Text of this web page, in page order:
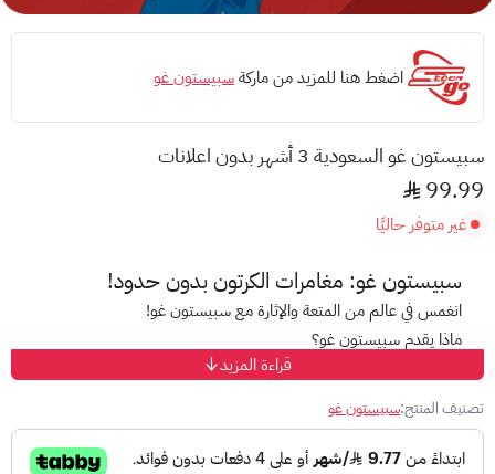
اضغط هنا للمزيد من ماركةسبيستون غو
سبيستون غو السعودية 3 أشهر بدون اعلانات
99.99
غير متوفر حاليًا
سبيستون غو: مغامرات الكرتون بدون حدود!
انغمس في عالم من المتعة والإثارة مع سبيستون غو!
ماذا يقدم سبيستون غو؟
مكتبة ضخمة من مسلسلات الكرتون والأفلام
أفضل عروض الكرتون العربية والعالمية مترجمة إلى اللغة العربية.
ترجمة عربية منقحة: شاهد مسلسلاتك وأفلامك المفضلة بترجمة
دقيقة وواضحة تناسب جميع أفراد العائلة.
قراءة المزيد
تصنيف المنتج:سبيستون غو